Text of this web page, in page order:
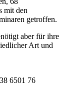
mit den
getroffen.
aber für ihre
Art und
6501 76